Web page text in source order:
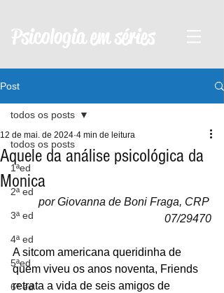
Psicologia em séries
Post
todos os posts
1ªed
2ª ed
3ª ed
4ª ed
5ªed
6ª ed
todos os posts
Aquele da análise psicológica da
Monica
12 de mai. de 2024 4 min de leitura
por Giovanna de Boni Fraga, CRP
07/29470
A sitcom americana queridinha de
quem viveu os anos noventa, Friends
retrata a vida de seis amigos de